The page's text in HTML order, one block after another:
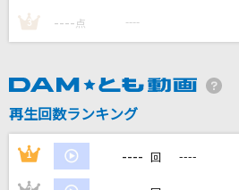
[生音]歌うたいのバラッド
斉藤和義
[プロオケ]高嶺の花子さん
3 ---- 点 ----
再生回数ランキング
1 ---- 回 ----